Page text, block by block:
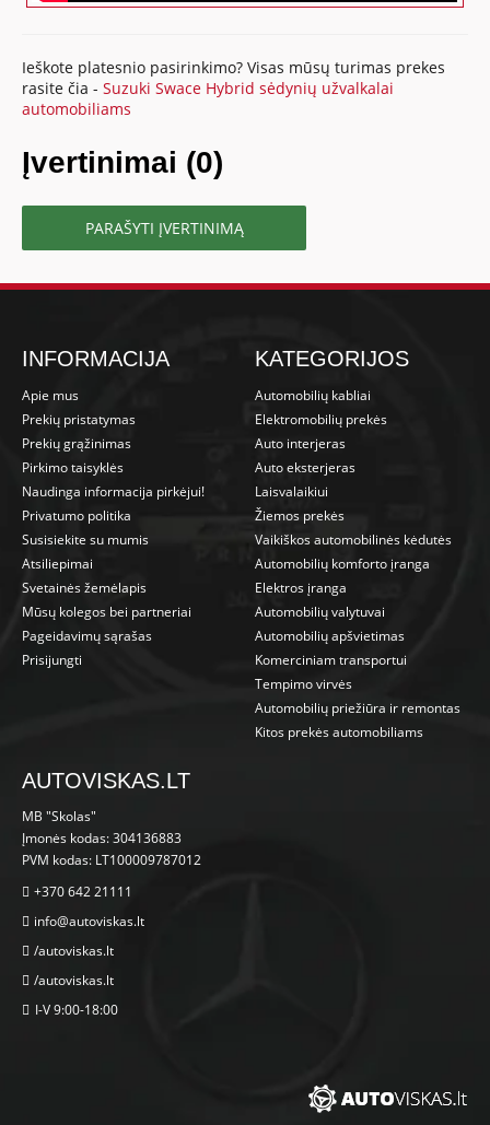
Ieškote platesnio pasirinkimo? Visas mūsų turimas prekes
rasite čia -Suzuki Swace Hybrid sėdynių užvalkalai
automobiliams
Įvertinimai (0)
PARAŠYTI ĮVERTINIMĄ
INFORMACIJA
Apie mus
Prekių pristatymas
Prekių grąžinimas
Pirkimo taisyklės
Naudinga informacija pirkėjui!
Privatumo politika
Susisiekite su mumis
Atsiliepimai
Svetainės žemėlapis
Mūsų kolegos bei partneriai
Pageidavimų sąrašas
Prisijungti
KATEGORIJOS
Automobilių kabliai
Elektromobilių prekės
Auto interjeras
Auto eksterjeras
Laisvalaikiui
Žiemos prekės
Vaikiškos automobilinės kėdutės
Automobilių komforto įranga
Elektros įranga
Automobilių valytuvai
Automobilių apšvietimas
Komerciniam transportui
Tempimo virvės
Automobilių priežiūra ir remontas
Kitos prekės automobiliams
AUTOVISKAS.LT
MB "Skolas"
Įmonės kodas: 304136883
PVM kodas: LT100009787012
+370 642 21111
info@autoviskas.lt
/autoviskas.lt
/autoviskas.lt
I-V 9:00-18:00